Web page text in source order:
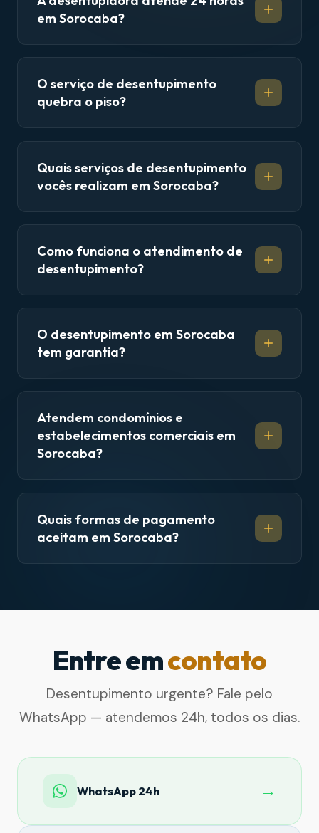
em Sorocaba?
O serviço de desentupimento
quebra o piso?
Quais serviços de desentupimento
vocês realizam em Sorocaba?
Como funciona o atendimento de
desentupimento?
O desentupimento em Sorocaba
tem garantia?
Atendem condomínios e
estabelecimentos comerciais em
Sorocaba?
Quais formas de pagamento
aceitam em Sorocaba?
Entre emcontato
Desentupimento urgente? Fale pelo
WhatsApp — atendemos 24h, todos os dias.
WhatsApp 24h →